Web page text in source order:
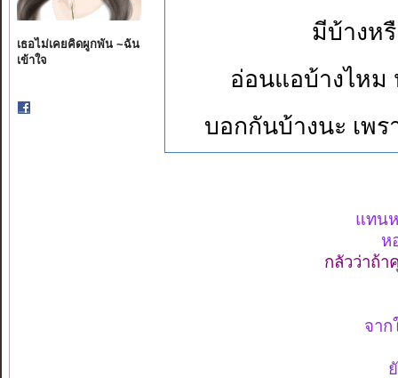
เธอไม่เคยคิดผูกพัน ~ฉัน
เข้าใจ
มีบ้างห
อ่อนแอบ้างไหม
บอกกันบ้างนะ เพร
แทน
ห
กลัวว่าถ้า
จาก